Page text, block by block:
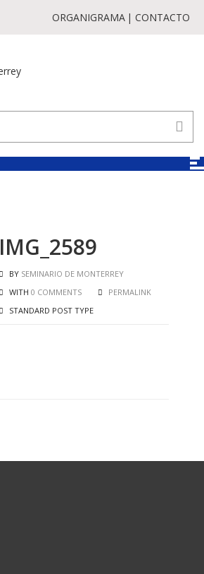
ORGANIGRAMA CONTACTO
IMG_2589
BY SEMINARIO DE MONTERREY
WITH 0 COMMENTS
PERMALINK
STANDARD POST TYPE